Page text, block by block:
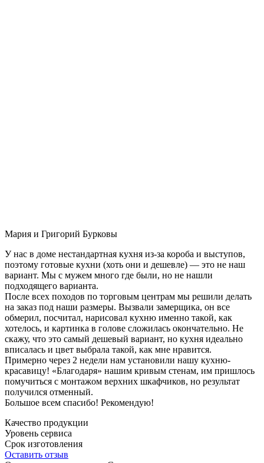
Мария и Григорий Бурковы
У нас в доме нестандартная кухня из-за короба и выступов,
поэтому готовые кухни (хоть они и дешевле) — это не наш
вариант. Мы с мужем много где были, но не нашли
подходящего варианта.
После всех походов по торговым центрам мы решили делать
на заказ под наши размеры. Вызвали замерщика, он все
обмерил, посчитал, нарисовал кухню именно такой, как
хотелось, и картинка в голове сложилась окончательно. Не
скажу, что это самый дешевый вариант, но кухня идеально
вписалась и цвет выбрала такой, как мне нравится.
Примерно через 2 недели нам установили нашу кухню-
красавицу! «Благодаря» нашим кривым стенам, им пришлось
помучиться с монтажом верхних шкафчиков, но результат
получился отменный.
Большое всем спасибо! Рекомендую!
Качество продукции
Уровень сервиса
Срок изготовления
Оставить отзыв